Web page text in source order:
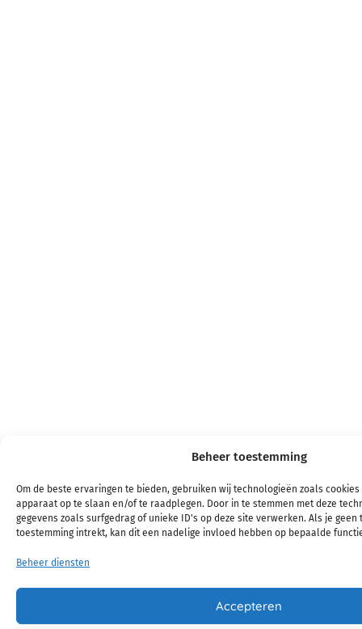
Beheer toestemming
Om de beste ervaringen te bieden, gebruiken wij technologieën zoals
apparaat op te slaan en/of te raadplegen. Door in te stemmen met deze
gegevens zoals surfgedrag of unieke ID's op deze site verwerken. Als je geen
toestemming intrekt, kan dit een nadelige invloed hebben op bepaalde
Beheer diensten
Accepteren